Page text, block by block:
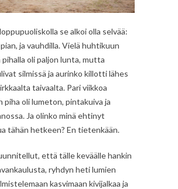
se alkoi olla selvää:
ja vauhdilla. Vielä huhtikuun
pihalla oli paljon lunta, mutta
silmissä ja aurinko killotti lähes
taivaalta. Pari viikkoa
piha oli lumeton, pintakuiva ja
Ja olinko minä ehtinyt
tähän hetkeen? En tietenkään.
että tälle keväälle hankin
ryhdyn heti lumien
kasvimaan kivijalkaa ja